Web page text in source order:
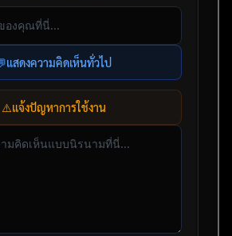
แสดงความคิดเห็นทั่วไป
⚠️แจ้งปัญหาการใช้งาน